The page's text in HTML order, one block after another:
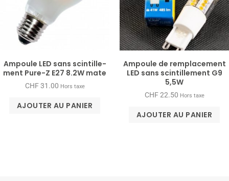
Am­poule LED sans scin­tille­
ment Pure-​Z E27 8.2W mate
CHF31.00 Hors taxe
AJOUTER AU PANIER
Ampoule de remplacement
LED sans scintillement G9
5,5W
CHF22.50 Hors taxe
AJOUTER AU PANIER